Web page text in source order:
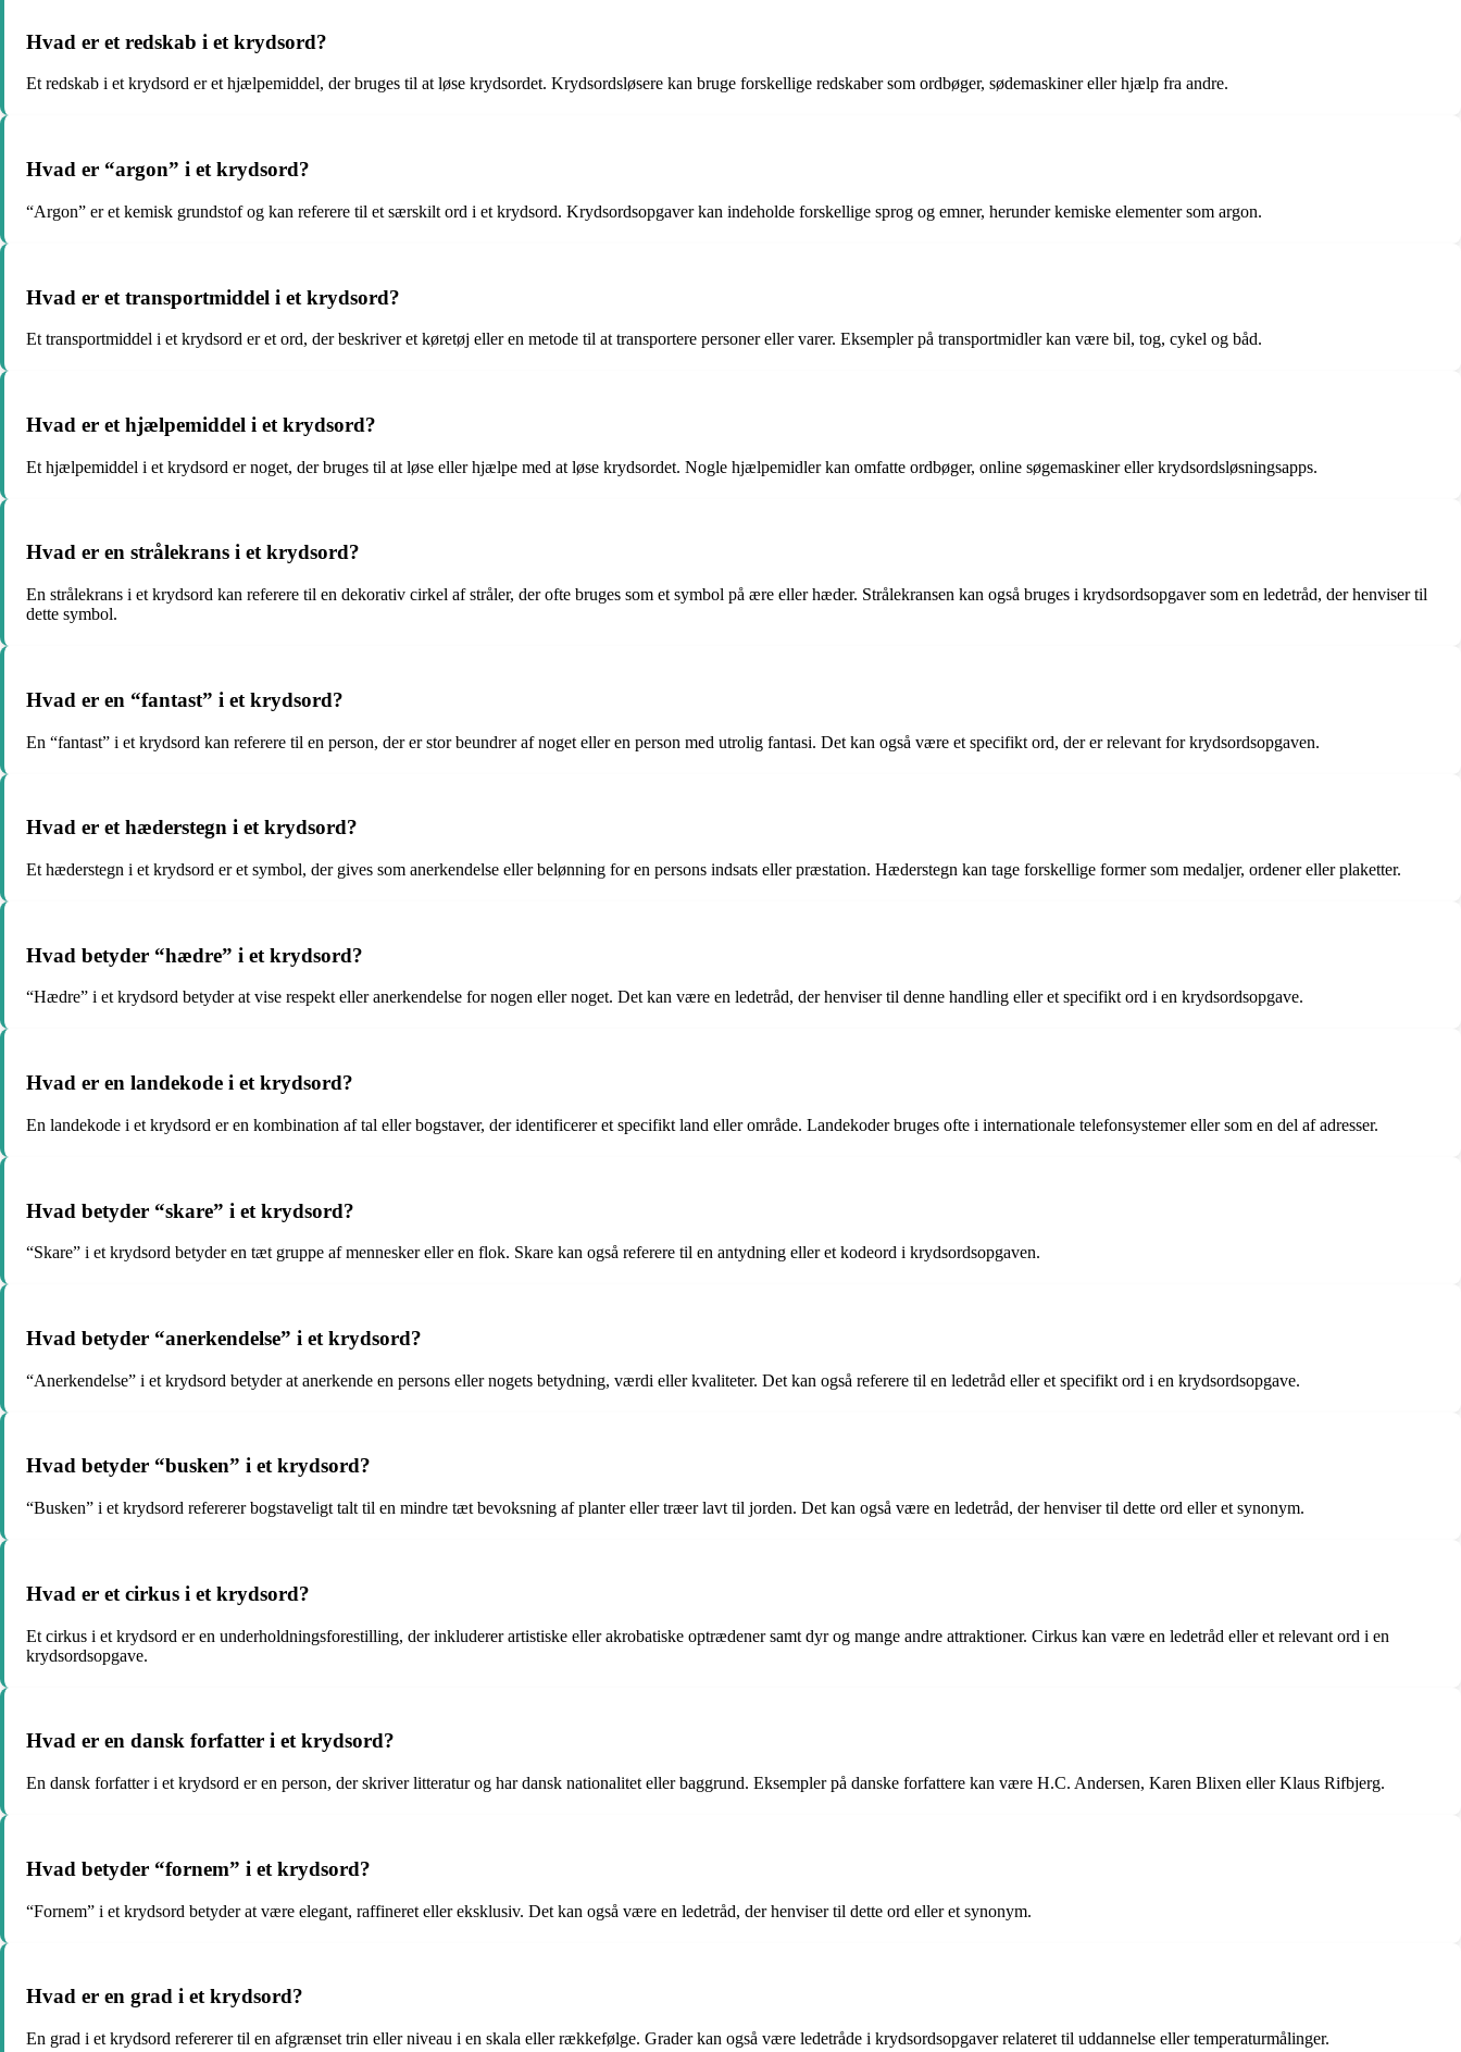
Hvad er et redskab i et krydsord?
Et redskab i et krydsord er et hjælpemiddel, der bruges til at løse krydsordet. Krydsordsløsere kan bruge forskellige redskaber som ordbøger, sødemaskiner eller hjælp fra andre.
Hvad er “argon” i et krydsord?
“Argon” er et kemisk grundstof og kan referere til et særskilt ord i et krydsord. Krydsordsopgaver kan indeholde forskellige sprog og emner, herunder kemiske elementer som argon.
Hvad er et transportmiddel i et krydsord?
Et transportmiddel i et krydsord er et ord, der beskriver et køretøj eller en metode til at transportere personer eller varer. Eksempler på transportmidler kan være bil, tog, cykel og båd.
Hvad er et hjælpemiddel i et krydsord?
Et hjælpemiddel i et krydsord er noget, der bruges til at løse eller hjælpe med at løse krydsordet. Nogle hjælpemidler kan omfatte ordbøger, online søgemaskiner eller krydsordsløsningsapps.
Hvad er en strålekrans i et krydsord?
En strålekrans i et krydsord kan referere til en dekorativ cirkel af stråler, der ofte bruges som et symbol på ære eller hæder. Strålekransen kan også bruges i krydsordsopgaver som en ledetråd, der henviser til
dette symbol.
Hvad er en “fantast” i et krydsord?
En “fantast” i et krydsord kan referere til en person, der er stor beundrer af noget eller en person med utrolig fantasi. Det kan også være et specifikt ord, der er relevant for krydsordsopgaven.
Hvad er et hæderstegn i et krydsord?
Et hæderstegn i et krydsord er et symbol, der gives som anerkendelse eller belønning for en persons indsats eller præstation. Hæderstegn kan tage forskellige former som medaljer, ordener eller plaketter.
Hvad betyder “hædre” i et krydsord?
“Hædre” i et krydsord betyder at vise respekt eller anerkendelse for nogen eller noget. Det kan være en ledetråd, der henviser til denne handling eller et specifikt ord i en krydsordsopgave.
Hvad er en landekode i et krydsord?
En landekode i et krydsord er en kombination af tal eller bogstaver, der identificerer et specifikt land eller område. Landekoder bruges ofte i internationale telefonsystemer eller som en del af adresser.
Hvad betyder “skare” i et krydsord?
“Skare” i et krydsord betyder en tæt gruppe af mennesker eller en flok. Skare kan også referere til en antydning eller et kodeord i krydsordsopgaven.
Hvad betyder “anerkendelse” i et krydsord?
“Anerkendelse” i et krydsord betyder at anerkende en persons eller nogets betydning, værdi eller kvaliteter. Det kan også referere til en ledetråd eller et specifikt ord i en krydsordsopgave.
Hvad betyder “busken” i et krydsord?
“Busken” i et krydsord refererer bogstaveligt talt til en mindre tæt bevoksning af planter eller træer lavt til jorden. Det kan også være en ledetråd, der henviser til dette ord eller et synonym.
Hvad er et cirkus i et krydsord?
Et cirkus i et krydsord er en underholdningsforestilling, der inkluderer artistiske eller akrobatiske optrædener samt dyr og mange andre attraktioner. Cirkus kan være en ledetråd eller et relevant ord i en
krydsordsopgave.
Hvad er en dansk forfatter i et krydsord?
En dansk forfatter i et krydsord er en person, der skriver litteratur og har dansk nationalitet eller baggrund. Eksempler på danske forfattere kan være H.C. Andersen, Karen Blixen eller Klaus Rifbjerg.
Hvad betyder “fornem” i et krydsord?
“Fornem” i et krydsord betyder at være elegant, raffineret eller eksklusiv. Det kan også være en ledetråd, der henviser til dette ord eller et synonym.
Hvad er en grad i et krydsord?
En grad i et krydsord refererer til en afgrænset trin eller niveau i en skala eller rækkefølge. Grader kan også være ledetråde i krydsordsopgaver relateret til uddannelse eller temperaturmålinger.